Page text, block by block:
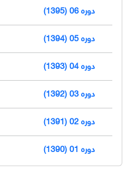
دوره 06 (1395)
دوره 05 (1394)
دوره 04 (1393)
دوره 03 (1392)
دوره 02 (1391)
دوره 01 (1390)